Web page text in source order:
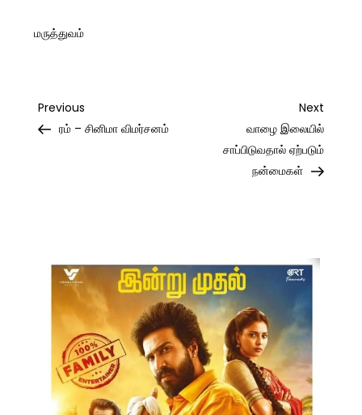
மருத்துவம்
Post
Previous
Post
Previous
ரம் – சினிமா விமர்சனம்
Next
Post
Next
வாழை இலையில்
சாப்பிடுவதால் ஏற்படும்
நன்மைகள்